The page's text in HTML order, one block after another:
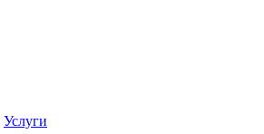
Услуги